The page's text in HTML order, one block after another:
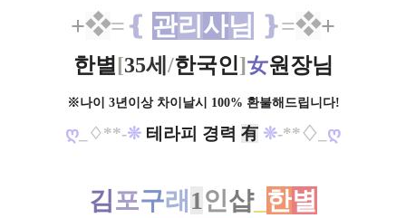
+❖=❴ 관리 사님 ❵=❖+
한별 [35세 /한국인]女원장님
※나이 3년이상 차이날시 100% 환불해드립니다!
ღ _♢**-❊ 테라피 경력 有 ❊-**♢_ ღ
김포구래 1인샵_ 한별